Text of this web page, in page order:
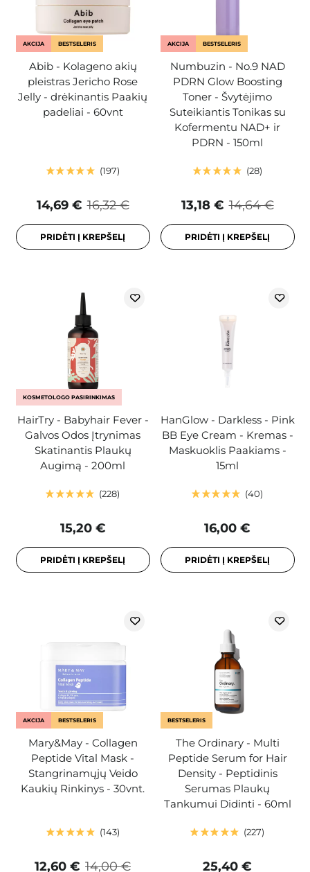
AKCIJA BESTSELERIS
Abib - Kolageno akių
pleistras Jericho Rose
Jelly - drėkinantis Paakių
padeliai - 60vnt
197
16,32 €
14,69 €
PRIDĖTI Į KREPŠELĮ
AKCIJA BESTSELERIS
Numbuzin - No.9 NAD
PDRN Glow Boosting
Toner - Švytėjimo
Suteikiantis Tonikas su
Kofermentu NAD+ ir
PDRN - 150ml
28
14,64 €
13,18 €
PRIDĖTI Į KREPŠELĮ
KOSMETOLOGO PASIRINKIMAS
HairTry - Babyhair Fever -
Galvos Odos Įtrynimas
Skatinantis Plaukų
Augimą - 200ml
228
15,20 €
PRIDĖTI Į KREPŠELĮ
HanGlow - Darkless - Pink
BB Eye Cream - Kremas -
Maskuoklis Paakiams -
15ml
40
16,00 €
PRIDĖTI Į KREPŠELĮ
AKCIJA BESTSELERIS
Mary&May - Collagen
Peptide Vital Mask -
Stangrinamųjų Veido
Kaukių Rinkinys - 30vnt.
143
14,00 €
12,60 €
BESTSELERIS
The Ordinary - Multi
Peptide Serum for Hair
Density - Peptidinis
Serumas Plaukų
Tankumui Didinti - 60ml
227
25,40 €